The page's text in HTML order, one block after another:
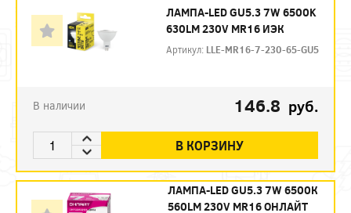
ЛАМПА-LED GU5.3 7W 6500K
630LM 230V MR16 ИЭК
Артикул: LLE-MR16-7-230-65-GU5
В наличии 146.8 руб.
В КОРЗИНУ
ЛАМПА-LED GU5.3 7W 6500К
560LM 230V MR16 ОНЛАЙТ